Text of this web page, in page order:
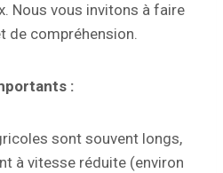
Nous vous invitons à faire
de compréhension.
:
sont souvent longs,
à vitesse réduite (environ